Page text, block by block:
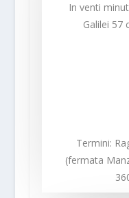
In venti
Galilei 57
Termini:
(fermata